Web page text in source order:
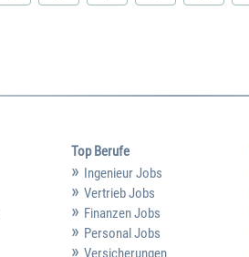
Top Berufe
Ingenieur Jobs
Vertrieb Jobs
Finanzen Jobs
Personal Jobs
Versicherungen